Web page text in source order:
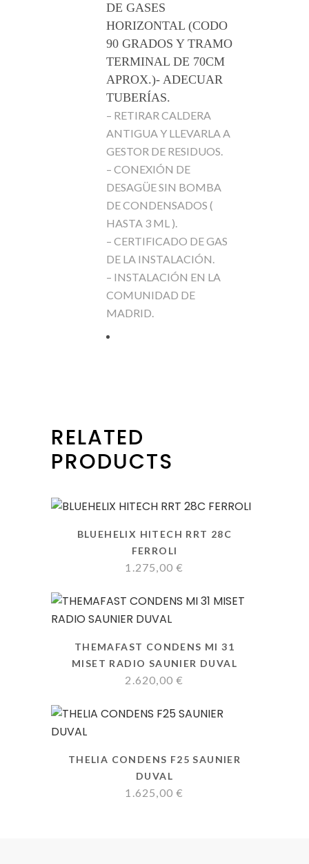
DE GASES
HORIZONTAL (CODO
90 GRADOS Y TRAMO
TERMINAL DE 70CM
APROX.)- ADECUAR
TUBERÍAS.
– RETIRAR CALDERA
ANTIGUA Y LLEVARLA A
GESTOR DE RESIDUOS.
– CONEXIÓN DE
DESAGÜE SIN BOMBA
DE CONDENSADOS (
HASTA 3 ML ).
– CERTIFICADO DE GAS
DE LA INSTALACIÓN.
– INSTALACIÓN EN LA
COMUNIDAD DE
MADRID.
RELATED
PRODUCTS
BLUEHELIX HITECH RRT 28C
FERROLI
1.275,00€
THEMAFAST CONDENS MI 31
MISET RADIO SAUNIER DUVAL
2.620,00€
THELIA CONDENS F25 SAUNIER
DUVAL
1.625,00€